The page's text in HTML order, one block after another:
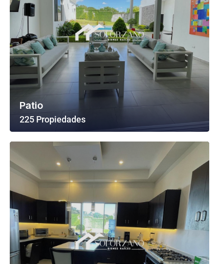
Patio
225 Propiedades
Ver Todas Las Propiedades